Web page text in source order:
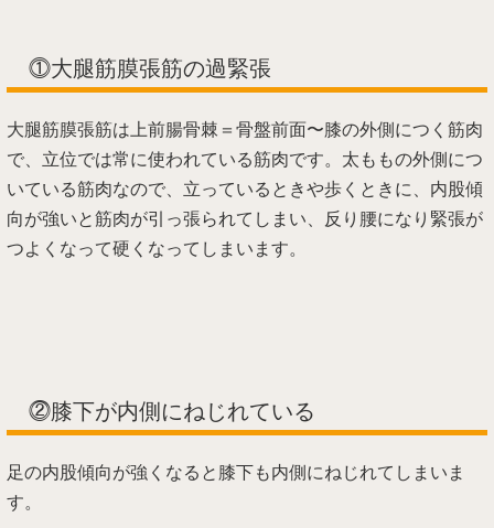
⓵大腿筋膜張筋の過緊張
大腿筋膜張筋は上前腸骨棘＝骨盤前面〜膝の外側につく筋肉
で、立位では常に使われている筋肉です。太ももの外側につ
いている筋肉なので、立っているときや歩くときに、内股傾
向が強いと筋肉が引っ張られてしまい、反り腰になり緊張が
つよくなって硬くなってしまいます。
⓶膝下が内側にねじれている
足の内股傾向が強くなると膝下も内側にねじれてしまいま
す。